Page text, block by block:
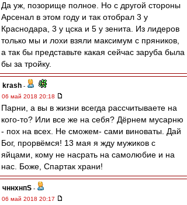
Да уж, позорище полное. Но с другой стороны
Арсенал в этом году и так отобрал 3 у
Краснодара, 3 у цска и 5 у зенита. Из лидеров
только мы и лохи взяли максимум с пряников,
а так бы представьте какая сейчас заруба была
бы за тройку.
krash -
06 май 2018 20:18
Парни, а вы в жизни всегда рассчитываете на
кого-то? Или все же на себя? Дёрнем мусарню
- пох на всех. Не сможем- сами виноваты. Дай
Бог, прорвёмся! 13 мая я жду мужиков с
яйцами, кому не насрать на самолюбие и на
нас. Боже, Спартак храни!
чннхнпS -
06 май 2018 20:17